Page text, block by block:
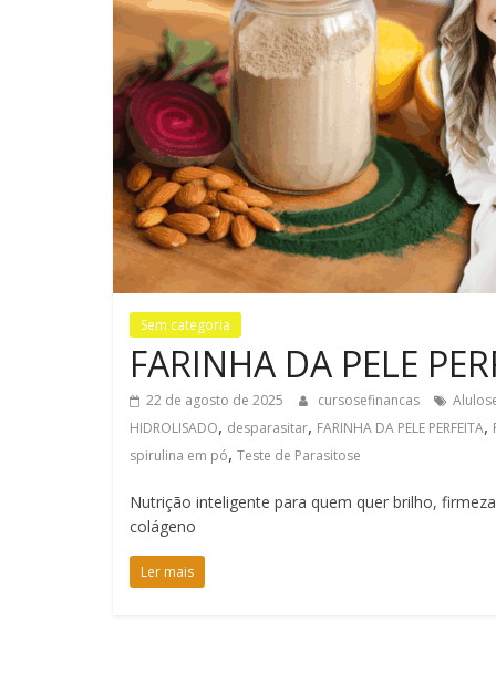
Sem categoria
FARINHA DA PELE
22 de agosto de 2025 cursosefinancas
HIDROLISADO, desparasitar, FARINHA DA PELE PERFEITA,
spirulina em pó, Teste de Parasitose
Nutrição inteligente para quem quer brilho,
colágeno
Ler mais